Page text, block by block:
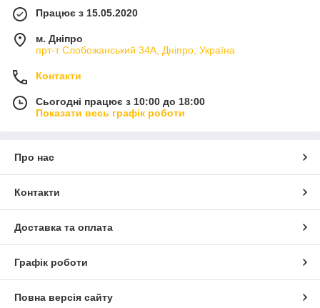
Працює з 15.05.2020
м. Дніпро
прт-т Слобожанський 34А, Дніпро, Україна
Контакти
Сьогодні працює з 10:00 до 18:00
Показати весь графік роботи
Про нас
Контакти
Доставка та оплата
Графік роботи
Повна версія сайту